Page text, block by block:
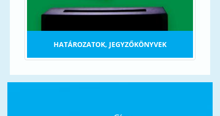
HATÁROZATOK, JEGYZŐKÖNYVEK